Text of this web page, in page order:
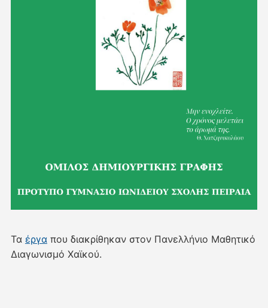
Τα έργαπου διακρίθηκαν στον Πανελλήνιο Μαθητικό
Διαγωνισμό Χαϊκού.